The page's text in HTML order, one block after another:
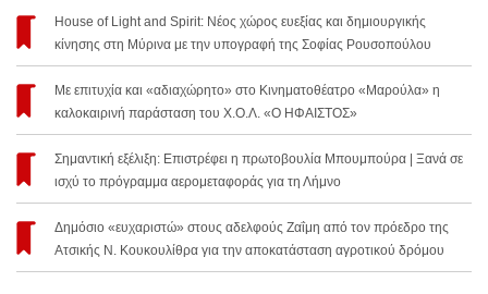
House of Light and Spirit: Νέος χώρος ευεξίας και δημιουργικής
κίνησης στη Μύρινα με την υπογραφή της Σοφίας Ρουσοπούλου
Με επιτυχία και «αδιαχώρητο» στο Κινηματοθέατρο «Μαρούλα» η
καλοκαιρινή παράσταση του Χ.Ο.Λ. «Ο ΗΦΑΙΣΤΟΣ»
Σημαντική εξέλιξη: Επιστρέφει η πρωτοβουλία Μπουμπούρα | Ξανά σε
ισχύ το πρόγραμμα αερομεταφοράς για τη Λήμνο
Δημόσιο «ευχαριστώ» στους αδελφούς Ζαΐμη από τον πρόεδρο της
Ατσικής Ν. Κουκουλίθρα για την αποκατάσταση αγροτικού δρόμου